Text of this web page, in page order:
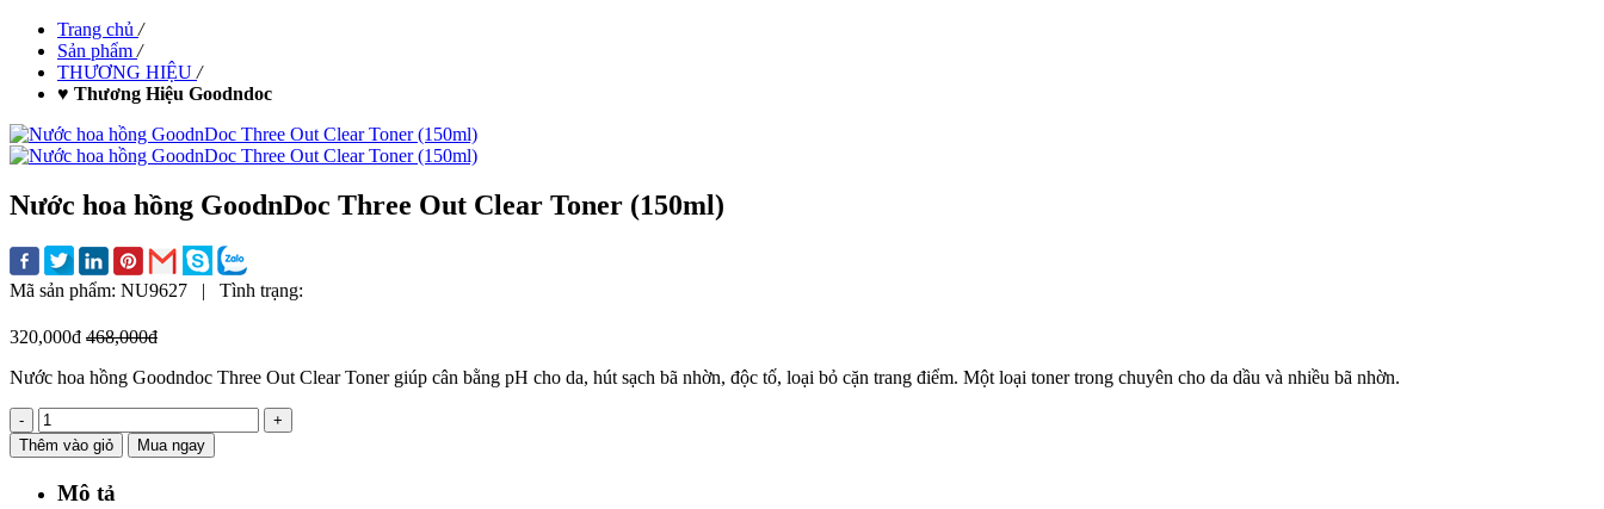
Trang chủ /
Sản phẩm /
THƯƠNG HIỆU /
♥ Thương Hiệu Goodndoc
Nước hoa hồng GoodnDoc Three Out Clear Toner (150ml)
Mã sản phẩm: NU9627 | Tình trạng:
320,000đ 468,000đ
Nước hoa hồng Goodndoc Three Out Clear Toner giúp cân bằng pH cho da, hút sạch bã nhờn, độc tố, loại bỏ cặn trang điểm. Một loại toner trong chuyên cho da dầu và nhiều bã nhờn.
-
+
Thêm vào giỏ
Mua ngay
Mô tả